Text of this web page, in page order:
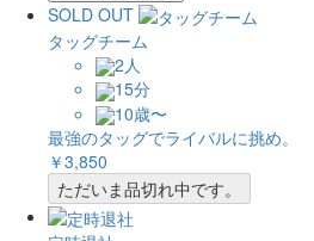
SOLD OUT
タッグチーム
2人
15分
10歳〜
最強のタッグでライバルに挑め。
￥3,850
ただいま品切れ中です。